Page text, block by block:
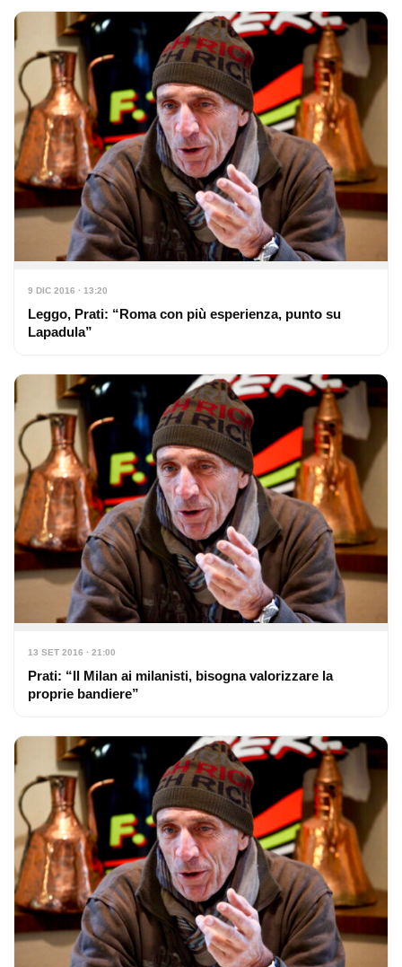
9 DIC 2016 · 13:20
Leggo, Prati: “Roma con più esperienza, punto su
Lapadula”
13 SET 2016 · 21:00
Prati: “Il Milan ai milanisti, bisogna valorizzare la
proprie bandiere”